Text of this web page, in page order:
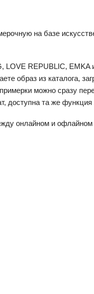
на базе
REPUBLIC, EMKA
образ из каталога,
можно сразу
доступна та же функция
онлайном и